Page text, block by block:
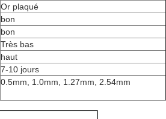
Or plaqué
bon
bon
Très bas
haut
7-10 jours
0.5mm, 1.0mm, 1.27mm, 2.54mm